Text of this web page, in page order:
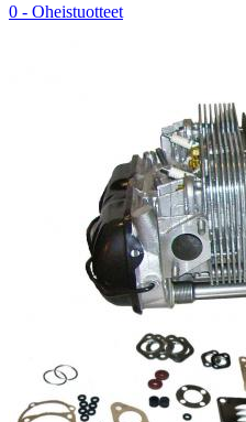
0 - Oheistuotteet